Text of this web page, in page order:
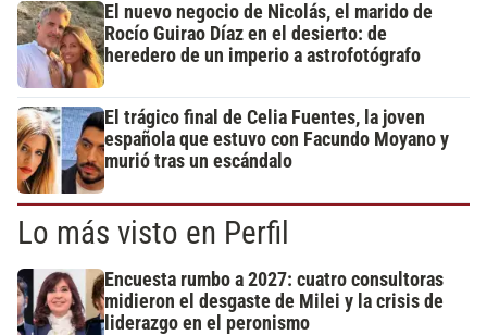
El nuevo negocio de Nicolás, el marido de
Rocío Guirao Díaz en el desierto: de
heredero de un imperio a astrofotógrafo
El trágico final de Celia Fuentes, la joven
española que estuvo con Facundo Moyano y
murió tras un escándalo
Lo más visto en Perfil
Encuesta rumbo a 2027: cuatro consultoras
midieron el desgaste de Milei y la crisis de
liderazgo en el peronismo